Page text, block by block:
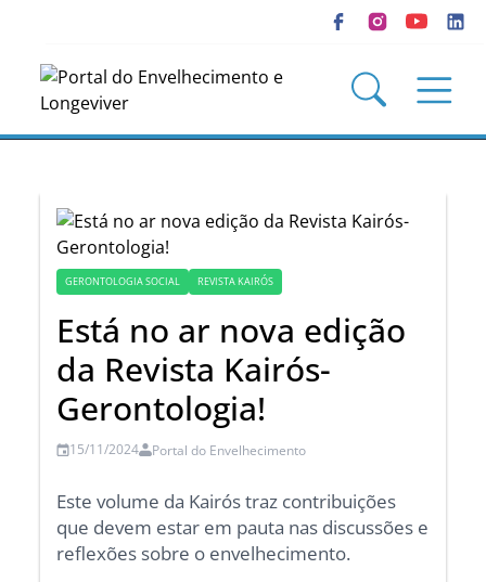
GERONTOLOGIA SOCIAL REVISTA KAIRÓS
Está no ar nova edição
da Revista Kairós-
Gerontologia!
15/11/2024 Portal do Envelhecimento
Este volume da Kairós traz contribuições
que devem estar em pauta nas discussões e
reflexões sobre o envelhecimento.